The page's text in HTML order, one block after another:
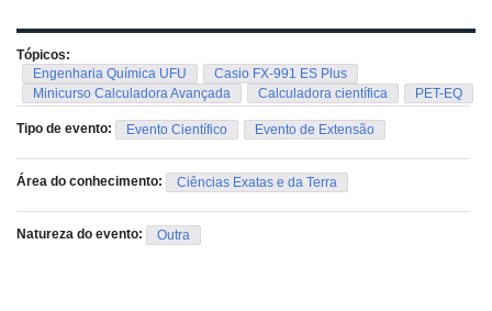
Tópicos:
Engenharia Química UFU
Casio FX-991 ES Plus
Minicurso Calculadora Avançada
Calculadora científica PET-EQ
Tipo de evento: Evento Científico Evento de Extensão
Área do conhecimento: Ciências Exatas e da Terra
Natureza do evento: Outra